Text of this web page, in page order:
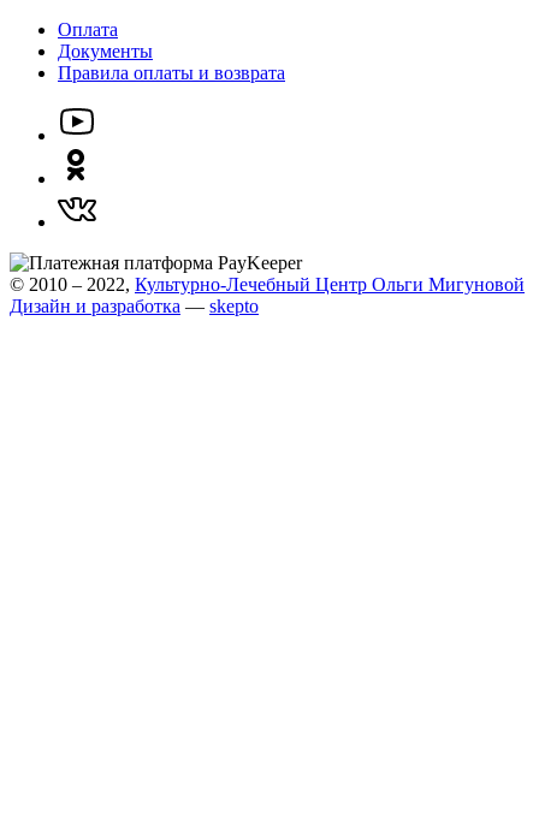
Оплата
Документы
Правила оплаты и возврата
© 2010 – 2022, Культурно-Лечебный Центр Ольги Мигуновой
Дизайн и разработка — skepto